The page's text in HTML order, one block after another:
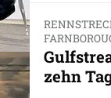
zehn